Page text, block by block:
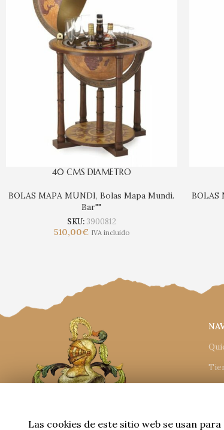
40 CMS DIAMETRO
BOLAS MAPA MUNDI,Bolas Mapa Mundi.
Bar""
SKU: 3900812
510,00€ IVA incluido
BOLAS
Las cookies de este sitio web se usan